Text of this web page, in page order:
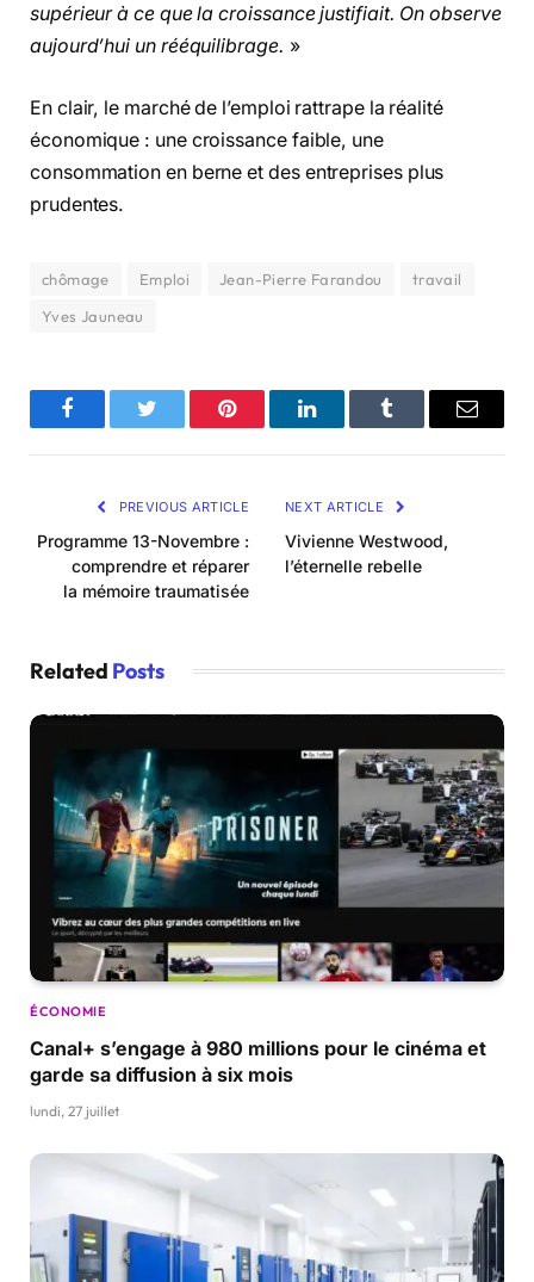
supérieur à ce que la croissance justifiait. On observe
aujourd’hui un rééquilibrage. »
En clair, le marché de l’emploi rattrape la réalité
économique : une croissance faible, une
consommation en berne et des entreprises plus
prudentes.
chômage Emploi Jean-Pierre Farandou
travail
Yves Jauneau
FacebookTwitter Pinterest LinkedInTumblr Email
PREVIOUS ARTICLE
Programme 13-Novembre :
comprendre et réparer
la mémoire traumatisée
NEXT ARTICLE
Vivienne Westwood,
l’éternelle rebelle
Related Posts
ÉCONOMIE
Canal+ s’engage à 980 millions pour le cinéma et
garde sa diffusion à six mois
lundi, 27 juillet